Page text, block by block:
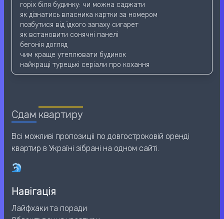
горіх біля будинку: чи можна саджати
як дізнатись власника картки за номером
позбутися від їдкого запаху сигарет
як встановити сонячні панелі
бегонія догляд
чим краще утеплювати будинок
найкращі турецькі серіали про кохання
Сдам квартиру
Всі можливі пропозиціі по довгостроковій оренді
квартир в Україні зібрані на одном сайті.
Навігація
Лайфхаки та поради